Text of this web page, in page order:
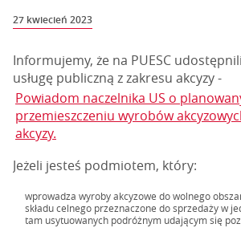
27 kwiecień 2023
Informujemy, że na PUESC
usługę publiczną z zakresu akcyzy -
Powiadom naczelnika US o
przemieszczeniu wyrobów
akcyzy.
Jeżeli jesteś podmiotem, który:
wprowadza wyroby akcyzowe do wolnego
składu celnego przeznaczone do sprzedaży w
tam usytuowanych podróżnym udającym się